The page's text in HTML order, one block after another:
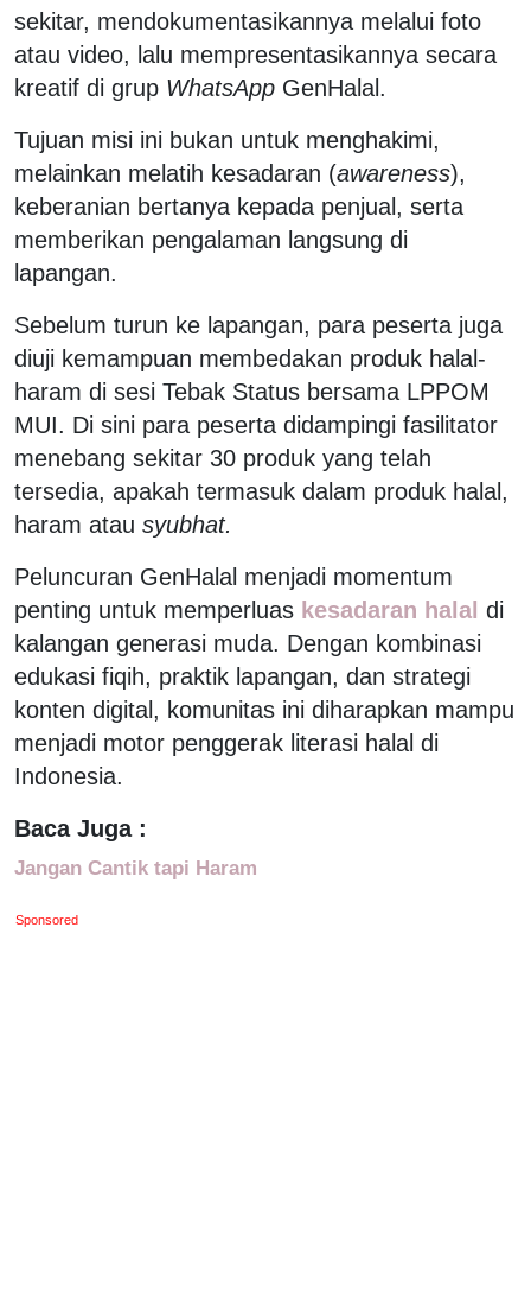
sekitar, mendokumentasikannya melalui foto
atau video, lalu mempresentasikannya secara
kreatif di grup WhatsApp GenHalal.
Tujuan misi ini bukan untuk menghakimi,
melainkan melatih kesadaran (awareness),
keberanian bertanya kepada penjual, serta
memberikan pengalaman langsung di
lapangan.
Sebelum turun ke lapangan, para peserta juga
diuji kemampuan membedakan produk halal-
haram di sesi Tebak Status bersama LPPOM
MUI. Di sini para peserta didampingi fasilitator
menebang sekitar 30 produk yang telah
tersedia, apakah termasuk dalam produk halal,
haram atau syubhat.
Peluncuran GenHalal menjadi momentum
penting untuk memperluas kesadaran halal di
kalangan generasi muda. Dengan kombinasi
edukasi fiqih, praktik lapangan, dan strategi
konten digital, komunitas ini diharapkan mampu
menjadi motor penggerak literasi halal di
Indonesia.
Baca Juga :
Jangan Cantik tapi Haram
Sponsored